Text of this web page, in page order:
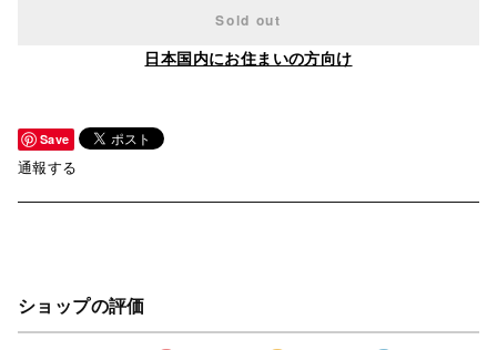
Sold out
日本国内にお住まいの方向け
Save
通報する
ショップの評価